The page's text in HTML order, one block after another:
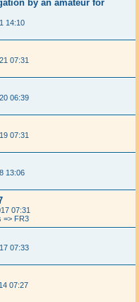
by an amateur for
14:10
07:31
06:39
07:31
13:06
07:31
=> FR3
07:33
07:27